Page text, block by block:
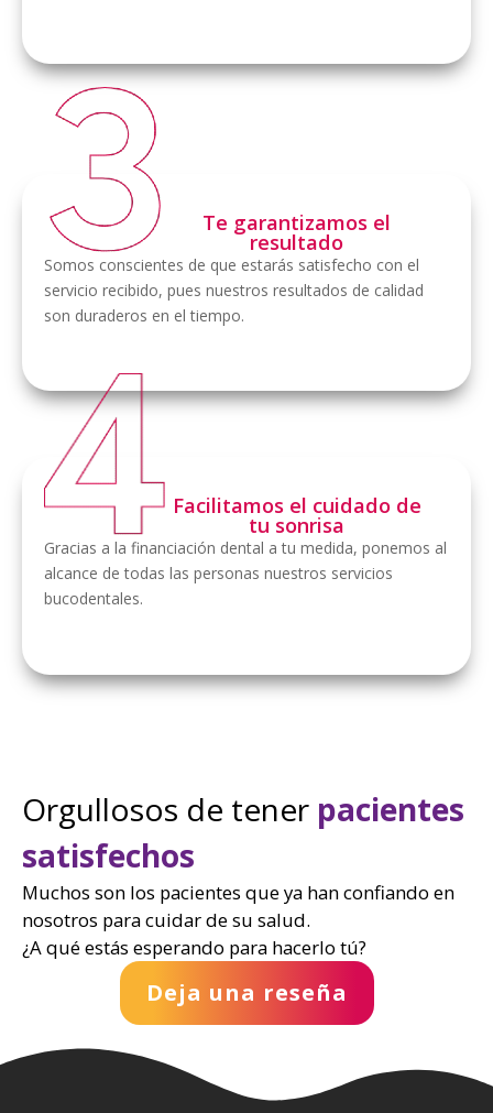
Te garantizamos el
resultado
Somos conscientes de que estarás satisfecho con el
servicio recibido, pues nuestros resultados de calidad
son duraderos en el tiempo.
Facilitamos el cuidado de
tu sonrisa
Gracias a la financiación dental a tu medida, ponemos al
alcance de todas las personas nuestros servicios
bucodentales.
Orgullosos de tener pacientes
satisfechos
Muchos son los pacientes que ya han confiando en
nosotros para cuidar de su salud.
¿A qué estás esperando para hacerlo tú?
Deja una reseña